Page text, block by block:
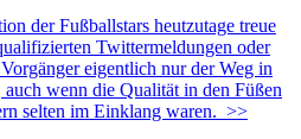
der Fußballstars heutzutage treue
Twittermeldungen oder
eigentlich nur der Weg in
wenn die Qualität in den Füßen
selten im Einklang waren. >>